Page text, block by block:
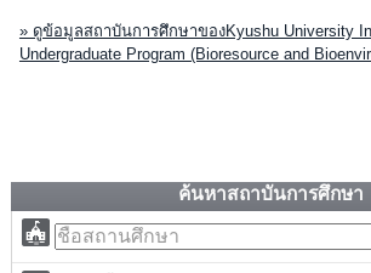
» ดูข้อมูลสถาบันการศึกษาของKyushu University
Undergraduate Program (Bioresource and
ค้นหาสถาบันการศึกษา